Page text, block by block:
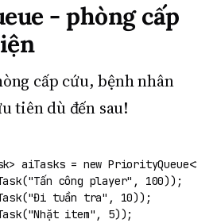
- phòng cấp
cấp cứu, bệnh nhân
tiên dù đến sau!
aiTasks = new PriorityQueue
("Tấn công player" , 100));
("Đi tuần tra" , 10));
("Nhặt item" , 5));